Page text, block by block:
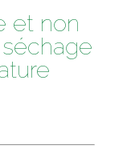
et non